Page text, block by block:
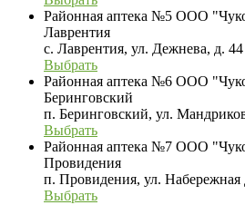
Районная аптека №5 ООО
Лаврентия
с. Лаврентия, ул. Дежнева, д. 44
Выбрать
Районная аптека №6 ООО
Беринговский
п. Беринговский, ул.
Выбрать
Районная аптека №7 ООО
Провидения
п. Провидения, ул.
Выбрать